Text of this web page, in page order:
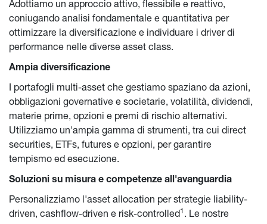
Adottiamo un approccio attivo, flessibile e reattivo,
coniugando analisi fondamentale e quantitativa per
ottimizzare la diversificazione e individuare i driver di
performance nelle diverse asset class.
Ampia diversificazione
I portafogli multi-asset che gestiamo spaziano da azioni,
obbligazioni governative e societarie, volatilità, dividendi,
materie prime, opzioni e premi di rischio alternativi.
Utilizziamo un'ampia gamma di strumenti, tra cui direct
securities, ETFs, futures e opzioni, per garantire
tempismo ed esecuzione.
Soluzioni su misura e competenze all'avanguardia
Personalizziamo l'asset allocation per strategie liability-
driven, cashflow-driven e risk-controlled1 . Le nostre